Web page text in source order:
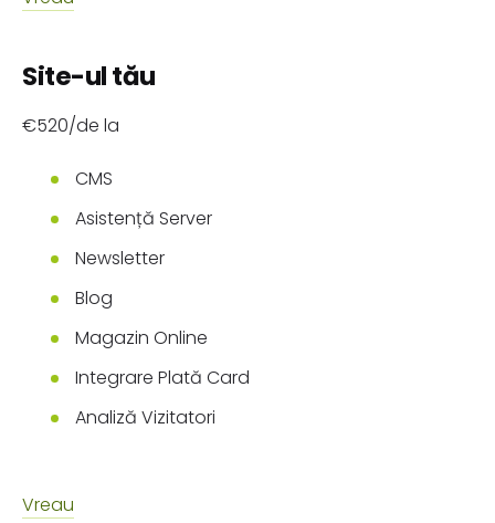
Site-ul tău
€520/de la
CMS
Asistență Server
Newsletter
Blog
Magazin Online
Integrare Plată Card
Analiză Vizitatori
Vreau